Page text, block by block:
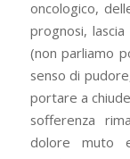
oncologico,
prognosi,
(non parliamo
senso di
portare a
sofferenza
dolore muto